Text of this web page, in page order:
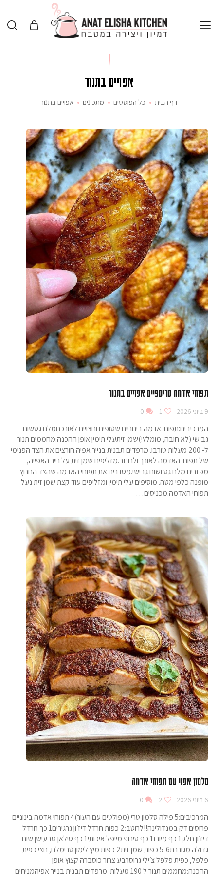
אפויים בתנור
דף הבית כל הפוסטים מתכונים אפויים בתנור
תפוחי אדמה קריספיים אפויים בתנור
9 ביוני 2026 1
0
המרכיבים:תפוחי אדמה בינוניים שטופים וחצויים לאורכםמלח גסשום
גבישי (לא חובה, מומלץ!)שמן זיתעלי תימין אופן ההכנה:מחממים תנור
ל- 200 מעלות טורבו. מרפדים תבנית בנייר אפיה.חורצים את הצד הפנימי
של תפוחי האדמה לאורך ולרוחב.מזליפים שמן זית על נייר האפייה,
מפזרים מלח גס ושום גבישי.מסדרים את תפוחי האדמה שהצד החרוץ
מופנה כלפי מטה. מוסיפים עלי תימין ומזליפים עוד קצת שמן זית נעל
תפוחי האדמה.מכניסים…
סלמון אפוי עם תפוחי אדמה
6 ביוני 2026 2
0
המרכיבים:5 פילה סלמון טרי (מפולטים עם העור)4 תפוחי אדמה בינוניים
פרוסים דק במנדולינה!!לרוטב:2 כפות חרדל דיז׳ון גרגירים1 כך חרדל
דיז׳ון חלק1 כף מיונז1 כף סירופ מייפל איכותי1 כף סילאן טבעישן שום
גדולה מגוררת5-6 כפות שמן זית2 כפות מיץ לימון טרימלח, חצי כפית
פלפל, כפית פלפל צ׳ילי גרוסרבע צרור כוסברה קצוץ אופן
ההכנה:מחממים תנור ל 190 מעלות. מרפדים תבנית בנייר אפיהמניחים